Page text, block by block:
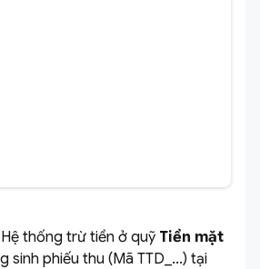
Hệ thống trừ tiền ở quỹ Tiền mặt
sinh phiếu thu (Mã TTD_...) tại